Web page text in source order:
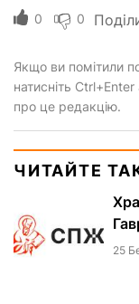
0 0
Якщо ви помітили
натисніть Ctrl+Enter
про це редакцію.
ЧИТАЙТЕ
25